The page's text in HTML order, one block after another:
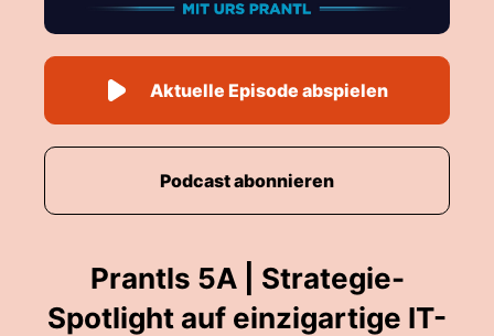
Prantls 5A | Strategie-
Spotlight auf einzigartige IT-
Aktuelle Episode abspielen
Podcast abonnieren